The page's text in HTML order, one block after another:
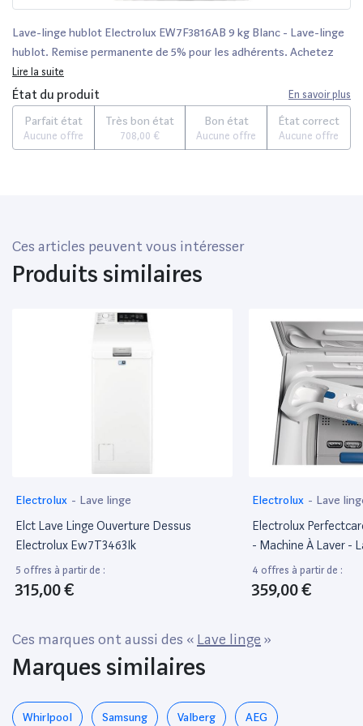
Lave-linge hublot Electrolux EW7F3816AB 9 kg Blanc - Lave-linge
hublot. Remise permanente de 5% pour les adhérents. Achetez
vos produits en ligne parmi un large choix de marques.
Lire la suite
État du produit En savoir plus
Parfait état
Aucune offre
Très bon état
708,00 €
Bon état
Aucune offre
État correct
Aucune offre
Ces articles peuvent vous intéresser
Produits similaires
Electrolux - Lave linge
Elct Lave Linge Ouverture Dessus
Electrolux Ew7T3463Ik
5 offres à partir de :
315,00 €
Electrolux - Lave
Electrolux
- Machine À Laver -
Profondeur : 60 Cm
Chargement Par Le
4 offres à partir de :
359,00 €
Ces marques ont aussi des « Lave linge »
Marques similaires
Whirlpool Samsung Valberg AEG